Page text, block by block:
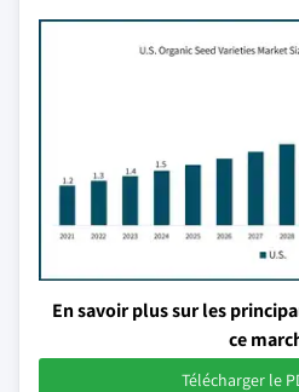
En savoir plus sur les
ce
Télécharger le